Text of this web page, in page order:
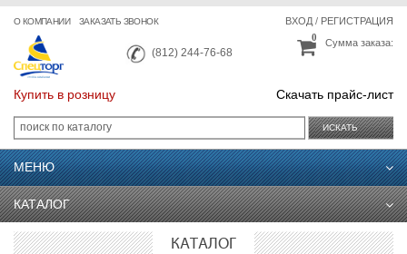
О КОМПАНИИ ЗАКАЗАТЬ ЗВОНОК
(812) 244-76-68
ВХОД/ РЕГИСТРАЦИЯ
Сумма заказа:
0
Купить в розницу Скачать прайс-лист
ИСКАТЬ
МЕНЮ
КАТАЛОГ
КАТАЛОГ